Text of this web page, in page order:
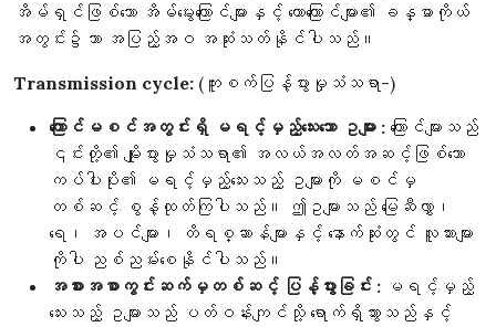
အိမ်ရှင်ဖြစ်သော အိမ်မွေးကြောင်များနှင့် တောကြောင်များ၏ ခန္ဓာကိုယ်
အတွင်း၌သာ အပြည့်အဝ အဆုံးသတ်နိုင်ပါသည်။
Transmission cycle: (ကူးစက်ပြန့်ပွားမှုသံသရာ-)
ကြောင်မစင်အတွင်းရှိ မရင့်မှည့်သေးသော ဥများ : ကြောင်များသည်
၎င်းတို့၏ မျိုးပွားမှုသံသရာ၏ အလယ်အလတ်အဆင့်ဖြစ်သော
ကပ်ပါးပိုး၏ မရင့်မှည့်သေးသည့် ဥများကို မစင်မှ
တစ်ဆင့် စွန့်ထုတ်ကြပါသည်။ ဤဥများသည် မြေဆီလွှာ၊
ရေ၊ အပင်များ၊ တိရစ္ဆာန်များနှင့် နောက်ဆုံးတွင် လူသားများ
ကိုပါ ညစ်ညမ်းစေနိုင်ပါသည်။
အစားအစာကွင်းဆက်မှတစ်ဆင့် ပြန့်ပွားခြင်း : မရင့်မှည့်
သေးသည့် ဥများသည် ပတ်ဝန်းကျင်သို့ ရောက်ရှိသွားသည်နှင့်